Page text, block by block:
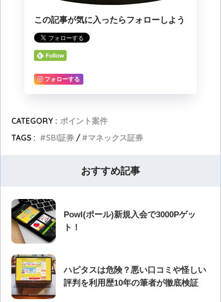
この記事が気に入ったらフォローしよう
フォローする
CATEGORY : ポイント案件
TAGS :
SBI証券 マネックス証券
おすすめ記事
Powl(ポール)新規入会で3000Pゲッ
ト！
ハピタスは危険？悪い口コミや怪しい
評判を利用歴10年の筆者が徹底検証